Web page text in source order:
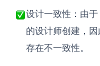
设计一致性：由于
的设计师创建，
存在不一致性。